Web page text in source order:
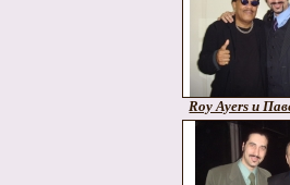
Roy Ayers и